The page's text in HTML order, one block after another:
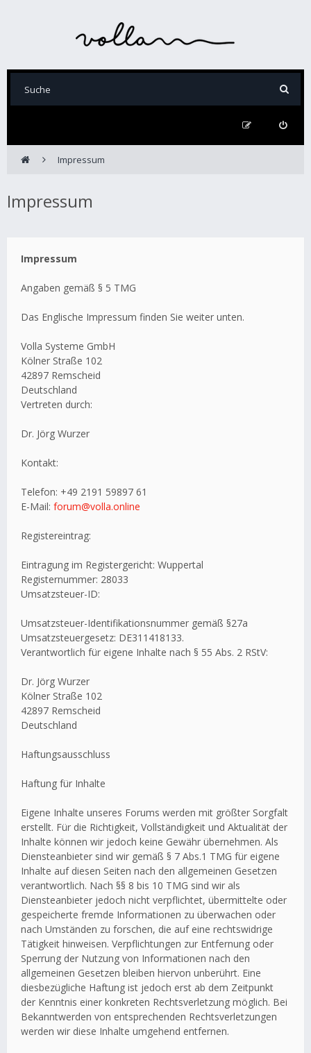
Impressum
Impressum
Impressum
Angaben gemäß § 5 TMG
Das Englische Impressum finden Sie weiter unten.
Volla Systeme GmbH
Kölner Straße 102
42897 Remscheid
Deutschland
Vertreten durch:
Dr. Jörg Wurzer
Kontakt:
Telefon: +49 2191 59897 61
E-Mail: forum@volla.online
Registereintrag:
Eintragung im Registergericht: Wuppertal
Registernummer: 28033
Umsatzsteuer-ID:
Umsatzsteuer-Identifikationsnummer gemäß §27a
Umsatzsteuergesetz: DE311418133.
Verantwortlich für eigene Inhalte nach § 55 Abs. 2 RStV:
Dr. Jörg Wurzer
Kölner Straße 102
42897 Remscheid
Deutschland
Haftungsausschluss
Haftung für Inhalte
Eigene Inhalte unseres Forums werden mit größter Sorgfalt
erstellt. Für die Richtigkeit, Vollständigkeit und Aktualität der
Inhalte können wir jedoch keine Gewähr übernehmen. Als
Diensteanbieter sind wir gemäß § 7 Abs.1 TMG für eigene
Inhalte auf diesen Seiten nach den allgemeinen Gesetzen
verantwortlich. Nach §§ 8 bis 10 TMG sind wir als
Diensteanbieter jedoch nicht verpflichtet, übermittelte oder
gespeicherte fremde Informationen zu überwachen oder
nach Umständen zu forschen, die auf eine rechtswidrige
Tätigkeit hinweisen. Verpflichtungen zur Entfernung oder
Sperrung der Nutzung von Informationen nach den
allgemeinen Gesetzen bleiben hiervon unberührt. Eine
diesbezügliche Haftung ist jedoch erst ab dem Zeitpunkt
der Kenntnis einer konkreten Rechtsverletzung möglich. Bei
Bekanntwerden von entsprechenden Rechtsverletzungen
werden wir diese Inhalte umgehend entfernen.